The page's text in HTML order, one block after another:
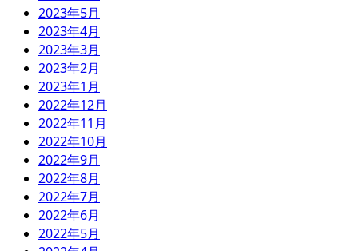
2023年5月
2023年4月
2023年3月
2023年2月
2023年1月
2022年12月
2022年11月
2022年10月
2022年9月
2022年8月
2022年7月
2022年6月
2022年5月